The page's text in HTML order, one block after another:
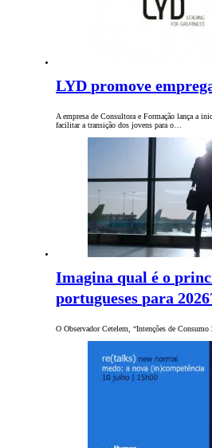
LYD promove
A empresa de Consultora e Formação lança a
facilitar a transição dos jovens para o…
Imagina qual é o
portugueses para
O Observador Cetelem, “Intenções de Consumo